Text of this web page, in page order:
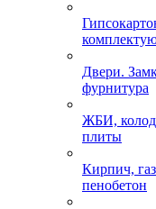
Двери.
фурнитура
ЖБИ,
плиты
Кирпич,
пенобетон